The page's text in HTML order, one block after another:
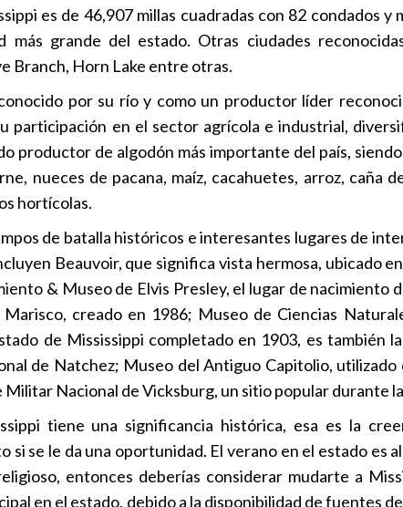
es de 46,907 millas cuadradas con 82 condados
más grande del estado. Otras ciudades
Branch, Horn Lake entre otras.
por su río y como un productor líder
participación en el sector agrícola e industrial,
productor de algodón más importante del país,
nueces de pacana, maíz, cacahuetes, arroz,
hortícolas.
de batalla históricos e interesantes lugares de
Beauvoir, que significa vista hermosa, ubicado
& Museo de Elvis Presley, el lugar de
creado en 1986; Museo de Ciencias
de Mississippi completado en 1903, es también
de Natchez; Museo del Antiguo Capitolio,
Militar Nacional de Vicksburg, un sitio popular durante
tiene una significancia histórica, esa es la
si se le da una oportunidad. El verano en el estado es
entonces deberías considerar mudarte a
en el estado, debido a la disponibilidad de fuentes